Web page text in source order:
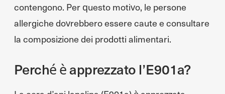
contengono. Per questo motivo, le persone
allergiche dovrebbero essere caute e consultare
la composizione dei prodotti alimentari.
Perché è apprezzato l’E901a?